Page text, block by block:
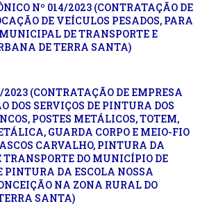
Nº 014/2023 (CONTRATAÇÃO DE
DE VEÍCULOS PESADOS, PARA
DE TRANSPORTE E
DE TERRA SANTA)
2023 (CONTRATAÇÃO DE EMPRESA
DOS SERVIÇOS DE PINTURA DOS
POSTES METÁLICOS, TOTEM,
GUARDA CORPO E MEIO-FIO
CARVALHO, PINTURA DA
TRANSPORTE DO MUNICÍPIO DE
PINTURA DA ESCOLA NOSSA
NA ZONA RURAL DO
SANTA)